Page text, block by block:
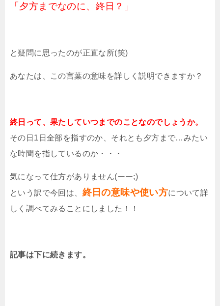
「夕方までなのに、終日？」
と疑問に思ったのが正直な所(笑)
あなたは、この言葉の意味を詳しく説明できますか？
終日って、果たしていつまでのことなのでしょうか。
その日1日全部を指すのか、それとも夕方まで…みたい
な時間を指しているのか・・・
気になって仕方がありません(ーー;)
という訳で今回は、 終日の意味や使い方について詳
しく調べてみることにしました！！
記事は下に続きます。